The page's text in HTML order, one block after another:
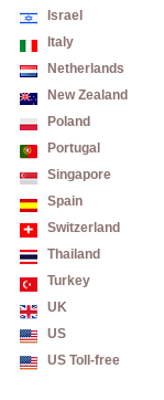
Israel
Italy
Netherlands
New Zealand
Poland
Portugal
Singapore
Spain
Switzerland
Thailand
Turkey
UK
US
US Toll-free